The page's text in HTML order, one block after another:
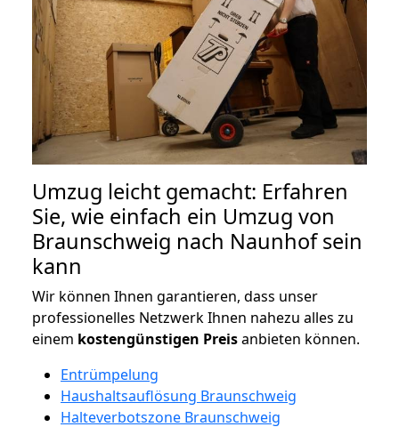
Umzug leicht gemacht: Erfahren
Sie, wie einfach ein Umzug von
Braunschweig nach Naunhof sein
kann
Wir können Ihnen garantieren, dass unser
professionelles Netzwerk Ihnen nahezu alles zu
einem kostengünstigen Preisanbieten können.
Entrümpelung
Haushaltsauflösung Braunschweig
Halteverbotszone Braunschweig